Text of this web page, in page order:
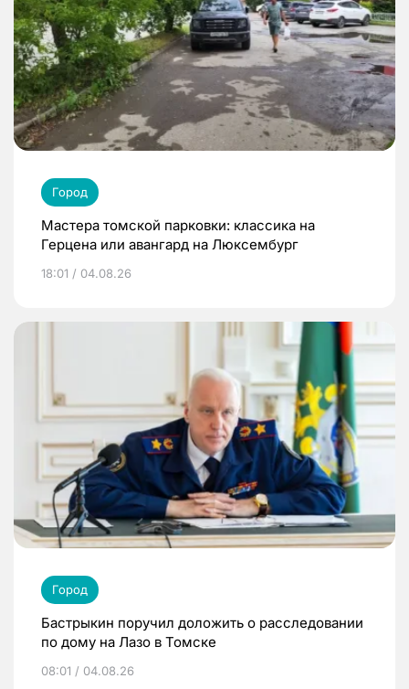
Город
Мастера томской парковки: классика на
Герцена или авангард на Люксембург
18:01 / 04.08.26
Город
Бастрыкин поручил доложить о расследовании
по дому на Лазо в Томске
08:01 / 04.08.26